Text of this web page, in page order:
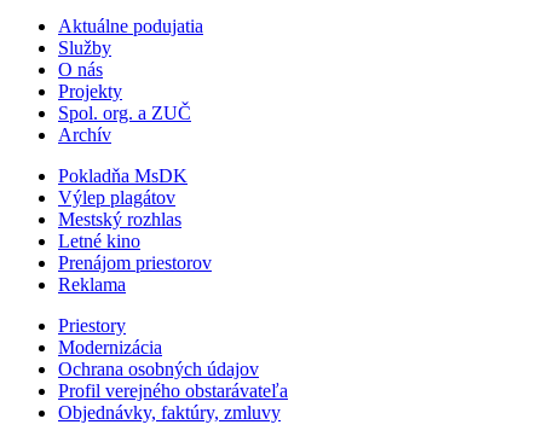
Aktuálne podujatia
Služby
O nás
Projekty
Spol. org. a ZUČ
Archív
Pokladňa MsDK
Výlep plagátov
Mestský rozhlas
Letné kino
Prenájom priestorov
Reklama
Priestory
Modernizácia
Ochrana osobných údajov
Profil verejného obstarávateľa
Objednávky, faktúry, zmluvy